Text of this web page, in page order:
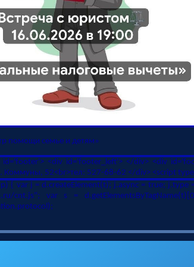
помощи семье и детям»
{ var j = d.createElement(t); j.async = true;
cnt.js"; var s =